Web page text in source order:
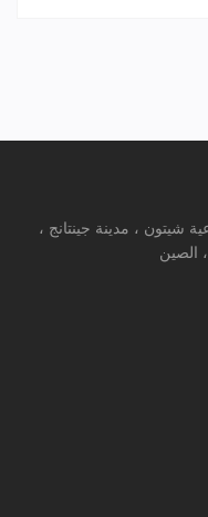
شيتون ، مدينة جينتانج ،
الصين